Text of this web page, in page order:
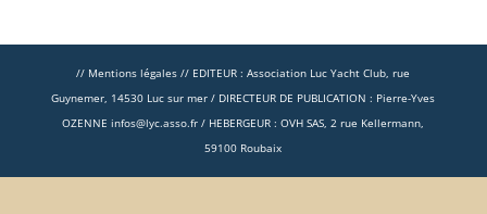
// Mentions légales // EDITEUR : Association Luc Yacht Club, rue
Guynemer, 14530 Luc sur mer / DIRECTEUR DE PUBLICATION : Pierre-Yves
OZENNE infos@lyc.asso.fr / HEBERGEUR : OVH SAS, 2 rue Kellermann,
59100 Roubaix